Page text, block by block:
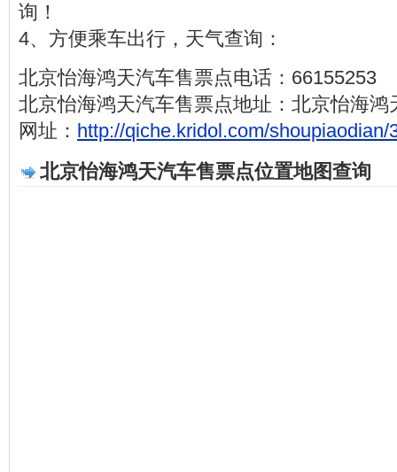
询！
4、方便乘车出行，天气查询：
北京怡海鸿天汽车售票点电话：66155253
北京怡海鸿天汽车售票点地址：北京怡海鸿
网址： http://qiche.kridol.com/shoupiaodian/
北京怡海鸿天汽车售票点位置地图查询